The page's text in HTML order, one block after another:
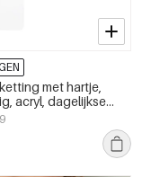
met hartje,
acryl, dagelijkse